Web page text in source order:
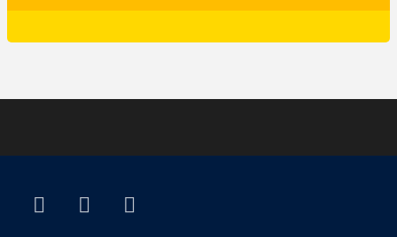
ВКонтакте
YouTube
E-mail